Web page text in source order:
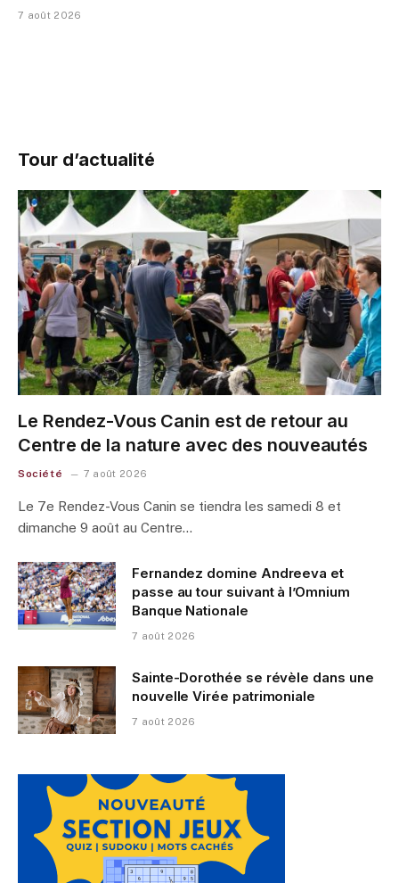
7 août 2026
Tour d’actualité
Le Rendez-Vous Canin est de retour au
Centre de la nature avec des nouveautés
Société 7 août 2026
Le 7e Rendez-Vous Canin se tiendra les samedi 8 et
dimanche 9 août au Centre…
Fernandez domine Andreeva et
passe au tour suivant à l’Omnium
Banque Nationale
7 août 2026
Sainte-Dorothée se révèle dans une
nouvelle Virée patrimoniale
7 août 2026